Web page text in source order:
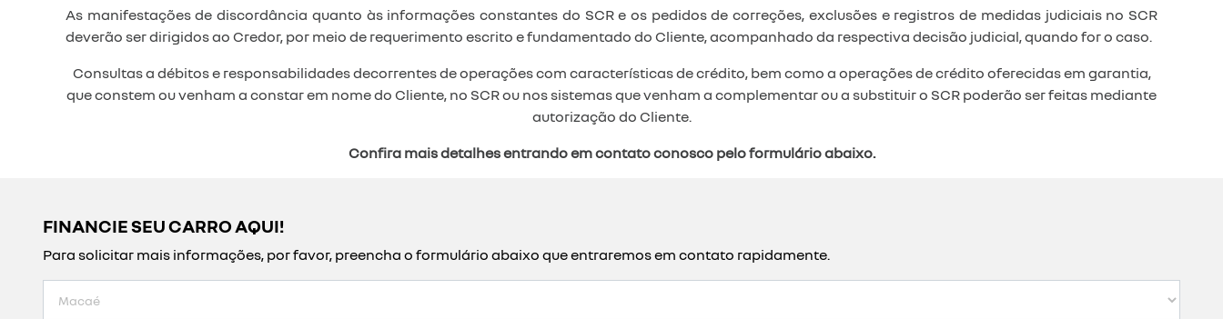
As manifestações de discordância quanto às informações constantes do SCR e os pedidos de correções, exclusões e registros de medidas judiciais no SCR
deverão ser dirigidos ao Credor, por meio de requerimento escrito e fundamentado do Cliente, acompanhado da respectiva decisão judicial, quando for o caso.
Consultas a débitos e responsabilidades decorrentes de operações com características de crédito, bem como a operações de crédito oferecidas em garantia,
que constem ou venham a constar em nome do Cliente, no SCR ou nos sistemas que venham a complementar ou a substituir o SCR poderão ser feitas mediante
autorização do Cliente.
Confira mais detalhes entrando em contato conosco pelo formulário abaixo.
FINANCIE SEU CARRO AQUI!
Para solicitar mais informações, por favor, preencha o formulário abaixo que entraremos em contato rapidamente.